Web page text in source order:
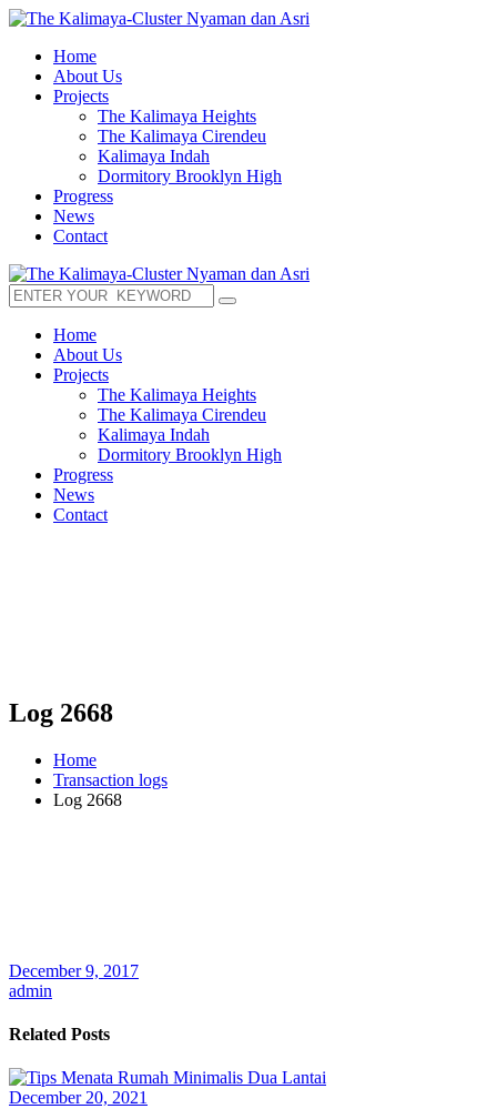
Home
About Us
Projects
The Kalimaya Heights
The Kalimaya Cirendeu
Kalimaya Indah
Dormitory Brooklyn High
Progress
News
Contact
Home
About Us
Projects
The Kalimaya Heights
The Kalimaya Cirendeu
Kalimaya Indah
Dormitory Brooklyn High
Progress
News
Contact
Log 2668
Home
Transaction logs
Log 2668
December 9, 2017
admin
Related Posts
December 20, 2021